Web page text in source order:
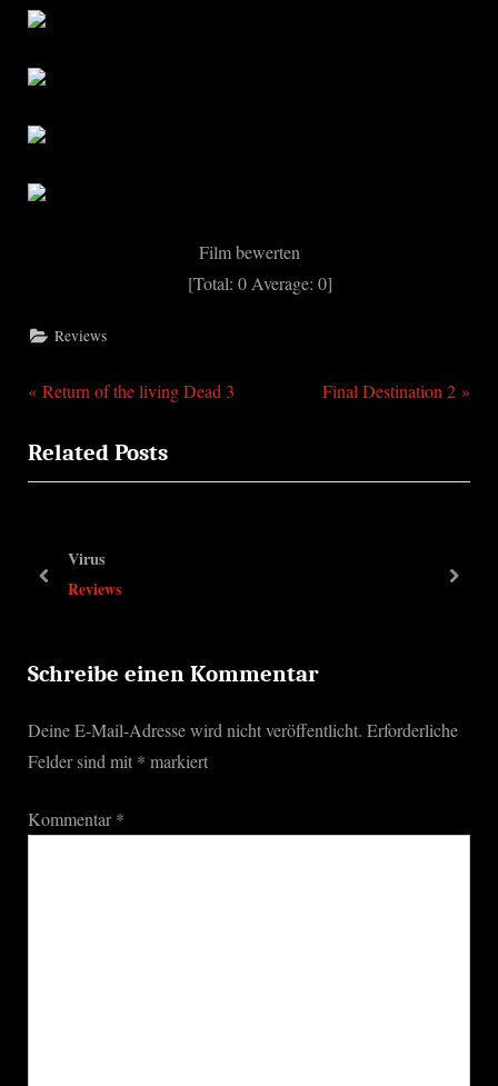
Film bewerten
[Total: 0Average: 0]
Reviews
Beitragsnavigation
P
e
v
u
o
t
:
Return of the living Dead 3
N
t
Final Destination 2
Related Posts
Virus
Reviews
prev next
Schreibe einen Kommentar
Deine E-Mail-Adresse wird nicht veröffentlicht. Erforderliche
Felder sind mit * markiert
Kommentar*